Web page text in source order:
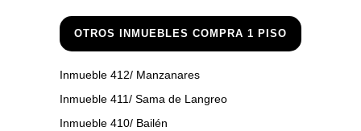
OTROS INMUEBLES COMPRA 1 PISO
Inmueble 412/ Manzanares
Inmueble 411/ Sama de Langreo
Inmueble 410/ Bailén